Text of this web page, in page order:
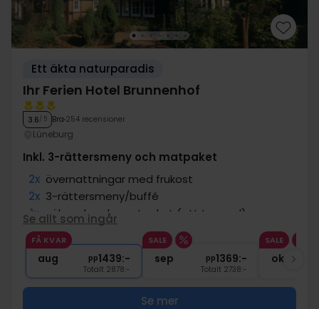
Ett äkta naturparadis
Ihr Ferien Hotel Brunnenhof
3.6/ 5 Bra 254 recensioner
Lüneburg
Inkl. 3-rättersmeny och matpaket
2x övernattningar med frukost
2x 3-rättersmeny/buffé
1x välsmakande matpaket (att ta med)
1x Wellnesskupong 5 EUR
2x Fri tillgång till bastu och pool
Se allt som ingår
FÅ KVAR
aug pp1439:-
Totalt 2878:-
SALE
sep pp1369:-
Totalt 2738:-
SALE
okt
Se mer